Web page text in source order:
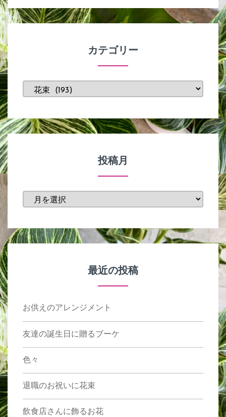
カテゴリー
テ
リ
ー
投稿月
稿
最近の投稿
お供えのアレンジメント
友達の誕生日に贈るブーケ
色々
退職のお祝いに花束
飲食店さんに飾るお花